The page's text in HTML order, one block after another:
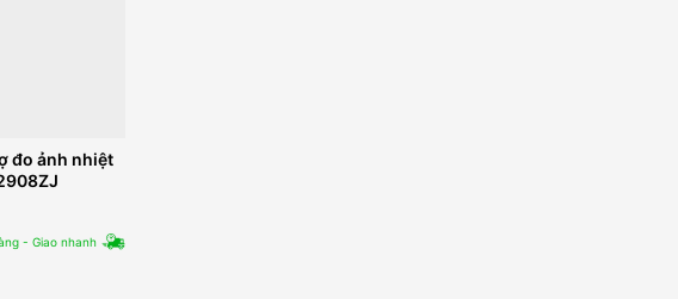
đo ảnh nhiệt
- Giao nhanh